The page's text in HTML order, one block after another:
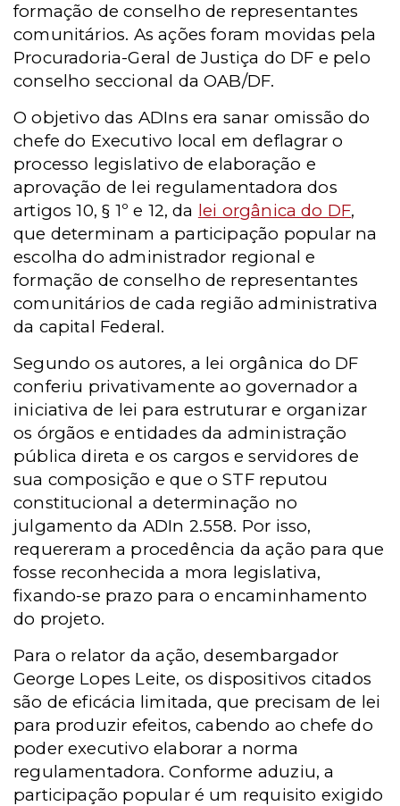
formação de conselho de representantes
comunitários. As ações foram movidas pela
Procuradoria-Geral de Justiça do DF e pelo
conselho seccional da OAB/DF.
O objetivo das ADIns era sanar omissão do
chefe do Executivo local em deflagrar o
processo legislativo de elaboração e
aprovação de lei regulamentadora dos
artigos 10, § 1º e 12, da lei orgânica do DF,
que determinam a participação popular na
escolha do administrador regional e
formação de conselho de representantes
comunitários de cada região administrativa
da capital Federal.
Segundo os autores, a lei orgânica do DF
conferiu privativamente ao governador a
iniciativa de lei para estruturar e organizar
os órgãos e entidades da administração
pública direta e os cargos e servidores de
sua composição e que o STF reputou
constitucional a determinação no
julgamento da ADIn 2.558. Por isso,
requereram a procedência da ação para que
fosse reconhecida a mora legislativa,
fixando-se prazo para o encaminhamento
do projeto.
Para o relator da ação, desembargador
George Lopes Leite, os dispositivos citados
são de eficácia limitada, que precisam de lei
para produzir efeitos, cabendo ao chefe do
poder executivo elaborar a norma
regulamentadora. Conforme aduziu, a
participação popular é um requisito exigido